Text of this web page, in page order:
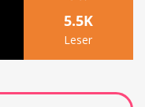
5.5K
Leser